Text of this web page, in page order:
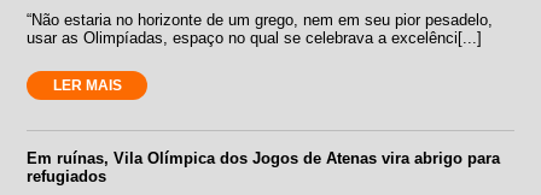
“Não estaria no horizonte de um grego, nem em seu pior pesadelo,
usar as Olimpíadas, espaço no qual se celebrava a excelênci[...]
LER MAIS
Em ruínas, Vila Olímpica dos Jogos de Atenas vira abrigo para
refugiados